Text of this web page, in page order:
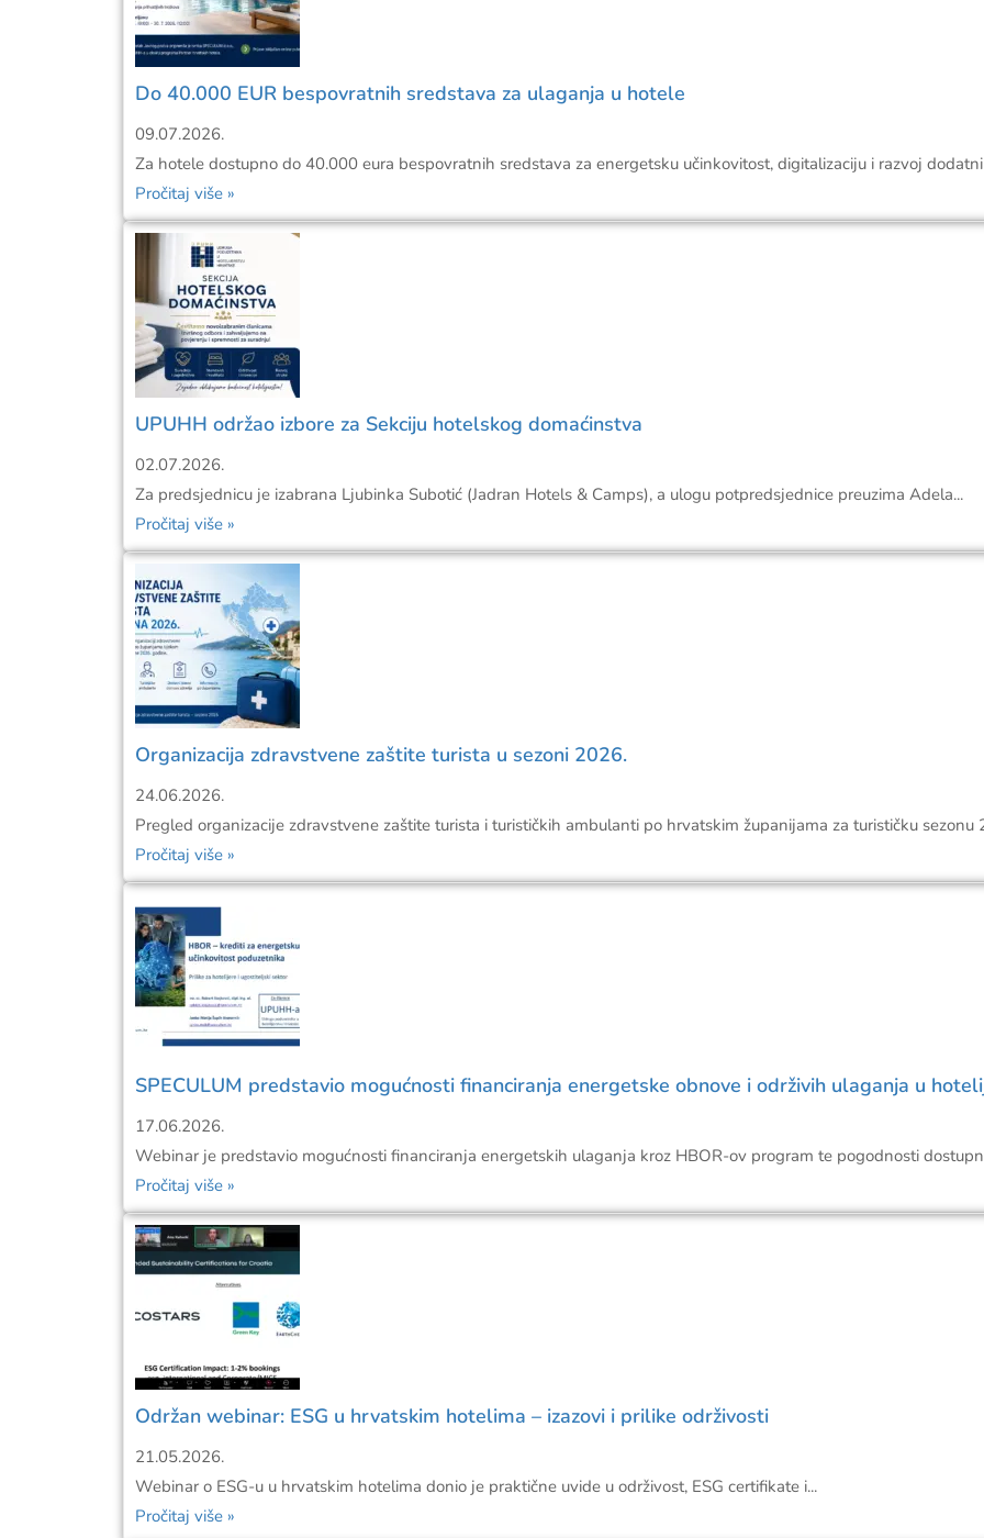
Do 40.000 EUR bespovratnih sredstava za ulaganja u hotele
09.07.2026.
Za hotele dostupno do 40.000 eura bespovratnih sredstava za energetsku učinkovitost, digitalizaciju i razvoj
Pročitaj više »
UPUHH održao izbore za Sekciju hotelskog domaćinstva
02.07.2026.
Za predsjednicu je izabrana Ljubinka Subotić (Jadran Hotels & Camps), a ulogu potpredsjednice preuzima Adela...
Pročitaj više »
Organizacija zdravstvene zaštite turista u sezoni 2026.
24.06.2026.
Pregled organizacije zdravstvene zaštite turista i turističkih ambulanti po hrvatskim županijama za turističku sezonu
Pročitaj više »
SPECULUM predstavio mogućnosti financiranja energetske obnove i održivih ulaganja u
17.06.2026.
Webinar je predstavio mogućnosti financiranja energetskih ulaganja kroz HBOR-ov program te pogodnosti
Pročitaj više »
Održan webinar: ESG u hrvatskim hotelima – izazovi i prilike održivosti
21.05.2026.
Webinar o ESG-u u hrvatskim hotelima donio je praktične uvide u održivost, ESG certifikate i...
Pročitaj više »